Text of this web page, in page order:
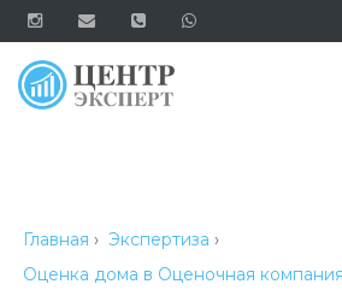
Главная › Экспертиза ›
Оценка дома в Оценочная